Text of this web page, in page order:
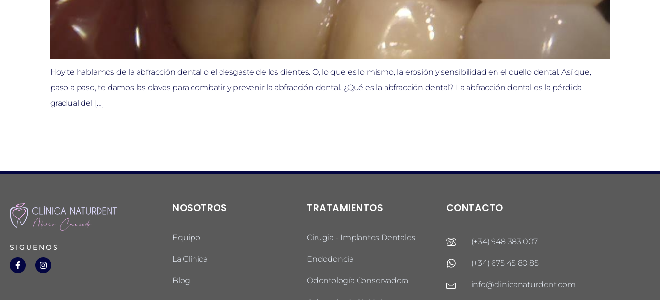
Hoy te hablamos de la abfracción dental o el desgaste de los dientes. O, lo que es lo mismo, la erosión y sensibilidad en el cuello dental. Así que,
paso a paso, te damos las claves para combatir y prevenir la abfracción dental. ¿Qué es la abfracción dental? La abfracción dental es la pérdida
gradual del […]
SIGUENOS
NOSOTROS
Equipo
La Clínica
Blog
TRATAMIENTOS
Cirugia - Implantes Dentales
Endodoncia
Odontología Conservadora
CONTACTO
(+34) 948 383 007
(+34) 675 45 80 85
info@clinicanaturdent.com